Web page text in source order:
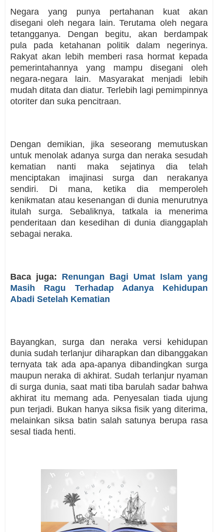
Negara yang punya pertahanan kuat akan
disegani oleh negara lain. Terutama oleh negara
tetangganya. Dengan begitu, akan berdampak
pula pada ketahanan politik dalam negerinya.
Rakyat akan lebih memberi rasa hormat kepada
pemerintahannya yang mampu disegani oleh
negara-negara lain. Masyarakat menjadi lebih
mudah ditata dan diatur. Terlebih lagi pemimpinnya
otoriter dan suka pencitraan.
Dengan demikian, jika seseorang memutuskan
untuk menolak adanya surga dan neraka sesudah
kematian nanti maka sejatinya dia telah
menciptakan imajinasi surga dan nerakanya
sendiri. Di mana, ketika dia memperoleh
kenikmatan atau kesenangan di dunia menurutnya
itulah surga. Sebaliknya, tatkala ia menerima
penderitaan dan kesedihan di dunia dianggaplah
sebagai neraka.
Baca juga: Renungan Bagi Umat Islam yang
Masih Ragu Terhadap Adanya Kehidupan
Abadi Setelah Kematian
Bayangkan, surga dan neraka versi kehidupan
dunia sudah terlanjur diharapkan dan dibanggakan
ternyata tak ada apa-apanya dibandingkan surga
maupun neraka di akhirat. Sudah terlanjur nyaman
di surga dunia, saat mati tiba barulah sadar bahwa
akhirat itu memang ada. Penyesalan tiada ujung
pun terjadi. Bukan hanya siksa fisik yang diterima,
melainkan siksa batin salah satunya berupa rasa
sesal tiada henti.